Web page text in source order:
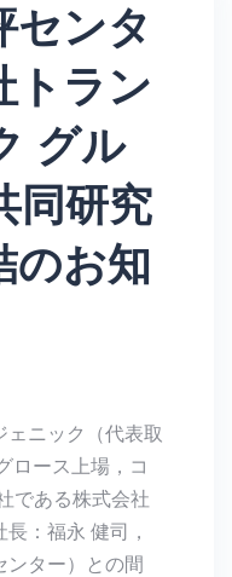
センタ
トラン
グル
同研究
のお知
ェニック（代表取
ロース上場，コ
である株式会社
：福永 健司，
ンター）との間